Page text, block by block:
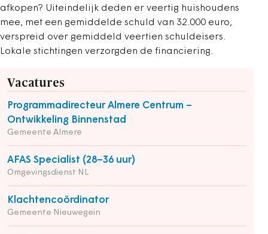
afkopen? Uiteindelijk deden er veertig huishoudens
mee, met een gemiddelde schuld van 32.000 euro,
verspreid over gemiddeld veertien schuldeisers.
Lokale stichtingen verzorgden de financiering.
Vacatures
Programmadirecteur Almere Centrum –
Ontwikkeling Binnenstad
Gemeente Almere
AFAS Specialist (28–36 uur)
Omgevingsdienst NL
Klachtencoördinator
Gemeente Nieuwegein